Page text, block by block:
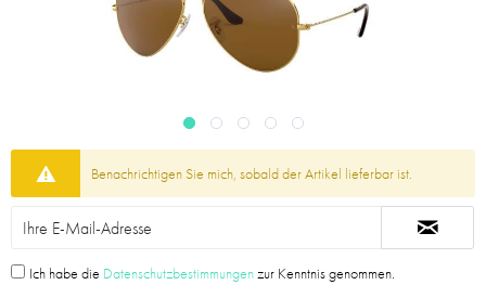
Benachrichtigen Sie mich, sobald der Artikel lieferbar ist.
Ich habe die Datenschutzbestimmungenzur Kenntnis genommen.